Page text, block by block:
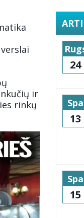
ir
rinkų
24
Spa
13
Spa
15